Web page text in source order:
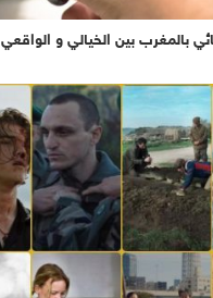
بالمغرب بين الخيالي و الواقعي